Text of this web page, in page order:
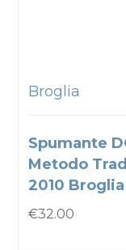
Broglia
Spumante
Metodo
2010 Broglia
€32.00